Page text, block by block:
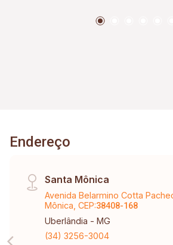
Endereço
Santa Mônica
Avenida Belarmino Cotta
Mônica, CEP:38408-168
Uberlândia - MG
(34) 3256-3004